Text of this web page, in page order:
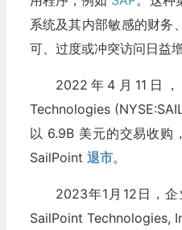
系统及其内部敏感的财务
可、过度或冲突访问日益
2022年4月11日，
Technologies
以 6.9B 美元的交易收购
SailPoint 退市。
2023年1月12日，
SailPoint Technologies,